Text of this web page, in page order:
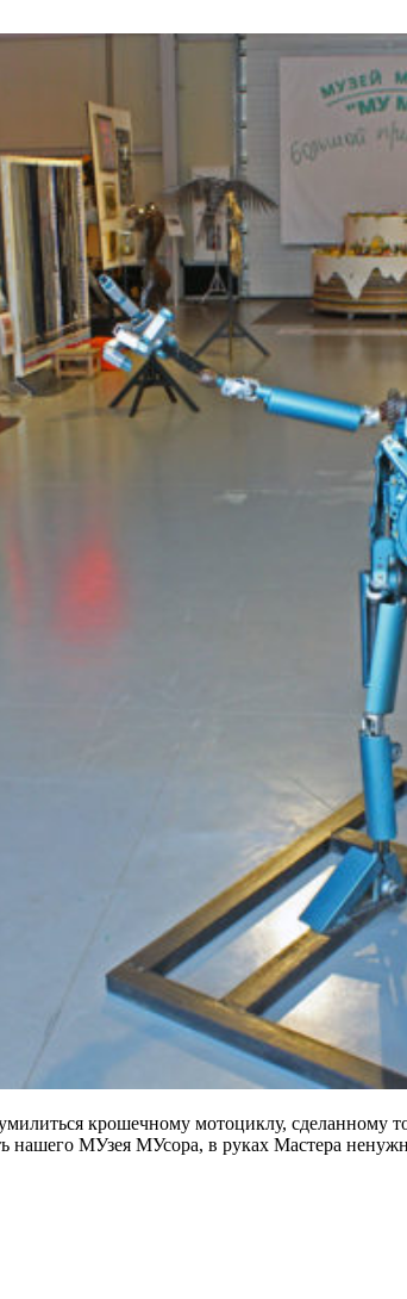
крошечному мотоциклу,
нашего МУзея МУсора, в руках Мастера